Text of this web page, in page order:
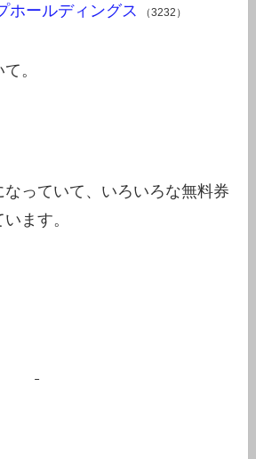
ホールディングス （3232）
。
なっていて、いろいろな無料券
ます。